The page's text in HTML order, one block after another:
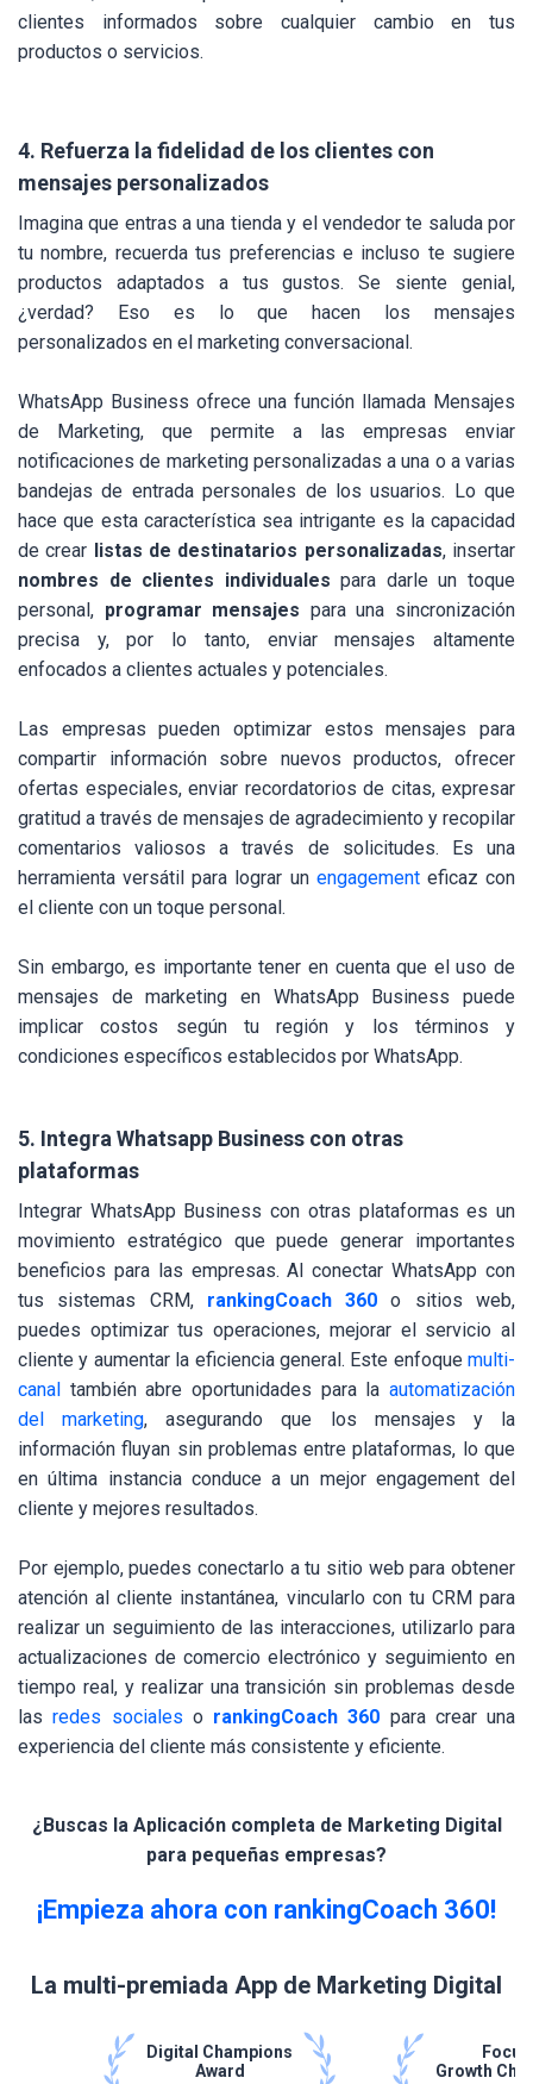
clientes informados sobre cualquier cambio en tus
productos o servicios.
4. Refuerza la fidelidad de los clientes con
mensajes personalizados
Imagina que entras a una tienda y el vendedor te saluda por
tu nombre, recuerda tus preferencias e incluso te sugiere
productos adaptados a tus gustos. Se siente genial,
¿verdad? Eso es lo que hacen los mensajes
personalizados en el marketing conversacional.
WhatsApp Business ofrece una función llamada Mensajes
de Marketing, que permite a las empresas enviar
notificaciones de marketing personalizadas a una o a varias
bandejas de entrada personales de los usuarios. Lo que
hace que esta característica sea intrigante es la capacidad
de crear listas de destinatarios personalizadas, insertar
nombres de clientes individuales para darle un toque
personal, programar mensajes para una sincronización
precisa y, por lo tanto, enviar mensajes altamente
enfocados a clientes actuales y potenciales.
Las empresas pueden optimizar estos mensajes para
compartir información sobre nuevos productos, ofrecer
ofertas especiales, enviar recordatorios de citas, expresar
gratitud a través de mensajes de agradecimiento y recopilar
comentarios valiosos a través de solicitudes. Es una
herramienta versátil para lograr un engagementeficaz con
el cliente con un toque personal.
Sin embargo, es importante tener en cuenta que el uso de
mensajes de marketing en WhatsApp Business puede
implicar costos según tu región y los términos y
condiciones específicos establecidos por WhatsApp.
5. Integra Whatsapp Business con otras
plataformas
Integrar WhatsApp Business con otras plataformas es un
movimiento estratégico que puede generar importantes
beneficios para las empresas. Al conectar WhatsApp con
tus sistemas CRM, rankingCoach 360 o sitios web,
puedes optimizar tus operaciones, mejorar el servicio al
cliente y aumentar la eficiencia general. Este enfoque multi-
canal también abre oportunidades para la automatización
del marketing, asegurando que los mensajes y la
información fluyan sin problemas entre plataformas, lo que
en última instancia conduce a un mejor engagement del
cliente y mejores resultados.
Por ejemplo, puedes conectarlo a tu sitio web para obtener
atención al cliente instantánea, vincularlo con tu CRM para
realizar un seguimiento de las interacciones, utilizarlo para
actualizaciones de comercio electrónico y seguimiento en
tiempo real, y realizar una transición sin problemas desde
lasredes sociales o rankingCoach 360 para crear una
experiencia del cliente más consistente y eficiente.
¿Buscas la Aplicación completa de Marketing Digital
para pequeñas empresas?
¡Empieza ahora con rankingCoach 360!
La multi-premiada App de Marketing Digital
Digital Champions
Award
Focus
Growth